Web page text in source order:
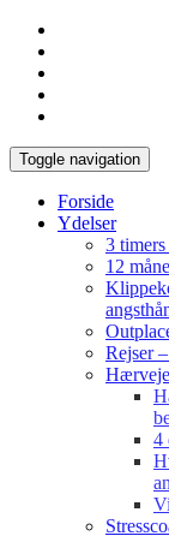
Toggle navigation
Forside
Ydelser
3
12
Rejser
4